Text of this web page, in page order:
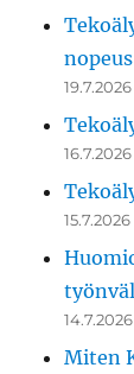
nopeus
19.7.2026
16.7.2026
15.7.2026
14.7.2026
Miten